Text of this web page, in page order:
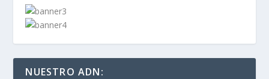
NUESTRO ADN: